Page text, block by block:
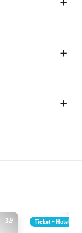
3.9 Ticket + Hotel